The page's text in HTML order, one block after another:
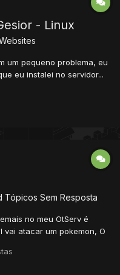
- Linux
um pequeno problema, eu
eu instalei no servidor...
Eu coloco o login, a
Tópicos Sem Resposta
no meu OtServ é
vai atacar um pokemon, O
fazendo ele perde HP e
ou Fly e Desloga o p...